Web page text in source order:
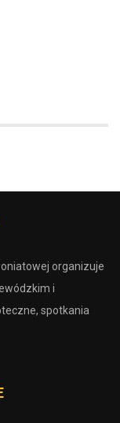
organizuje
i
spotkania